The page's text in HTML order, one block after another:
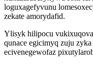
loguxagefyvunu
zekate amorydafid.
Ylisyk hilipocu
qunace egicimyq zuju
ecivenegewofaz